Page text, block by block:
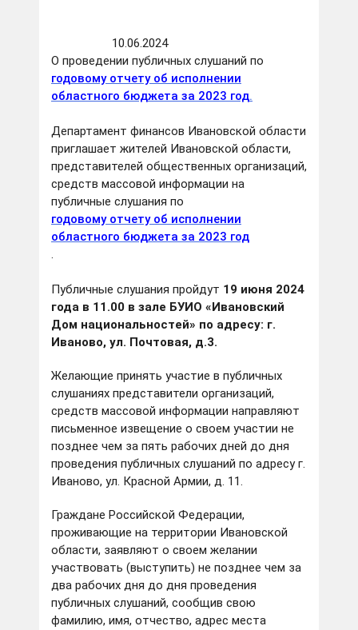
10.06.2024
О проведении публичных слушаний по
годовому отчету об исполнении
областного бюджета за 2023 год.
Департамент финансов Ивановской области
приглашает жителей Ивановской области,
представителей общественных организаций,
средств массовой информации на
публичные слушания по
годовому отчету об исполнении
областного бюджета за 2023 год
.
Публичные слушания пройдут 19 июня 2024
года в 11.00 в зале БУИО «Ивановский
Дом национальностей» по адресу: г.
Иваново, ул. Почтовая, д.3.
Желающие принять участие в публичных
слушаниях представители организаций,
средств массовой информации направляют
письменное извещение о своем участии не
позднее чем за пять рабочих дней до дня
проведения публичных слушаний по адресу г.
Иваново, ул. Красной Армии, д. 11.
Граждане Российской Федерации,
проживающие на территории Ивановской
области, заявляют о своем желании
участвовать (выступить) не позднее чем за
два рабочих дня до дня проведения
публичных слушаний, сообщив свою
фамилию, имя, отчество, адрес места